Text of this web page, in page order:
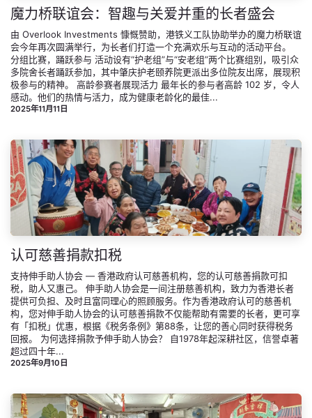
魔力桥联谊会：智趣与关爱并重的长者盛会
由 Overlook Investments 慷慨赞助，港铁义工队协助举办的魔力桥联谊
会今年再次圆满举行，为长者们打造一个充满欢乐与互动的活动平台。
分组比赛，踊跃参与 活动设有“护老组”与“安老组”两个比赛组别，吸引众
多院舍长者踊跃参加，其中肇庆护老颐养院更派出多位院友出席，展现积
极参与的精神。 高龄参赛者展现活力 最年长的参与者高龄 102 岁，令人
感动。他们的热情与活力，成为健康老龄化的最佳...
2025年11月11日
认可慈善捐款扣税
支持伸手助人协会 — 香港政府认可慈善机构，您的认可慈善捐款可扣
税，助人又惠己。 伸手助人协会是一间注册慈善机构，致力为香港长者
提供可负担、及时且富同理心的照顾服务。作为香港政府认可的慈善机
构，您对伸手助人协会的认可慈善捐款不仅能帮助有需要的长者，更可享
有「扣税」优惠，根据《税务条例》第88条，让您的善心同时获得税务
回报。 为何选择捐款予伸手助人协会？ 自1978年起深耕社区，信誉卓著
超过四十年...
2025年9月10日